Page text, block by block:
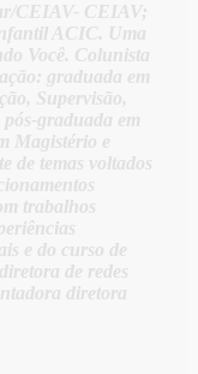
CEIAV- CEIAV;
ACIC. Uma
Você. Colunista
graduada em
Supervisão,
graduada em
Magistério e
de temas voltados
trabalhos
e do curso de
de redes
diretora